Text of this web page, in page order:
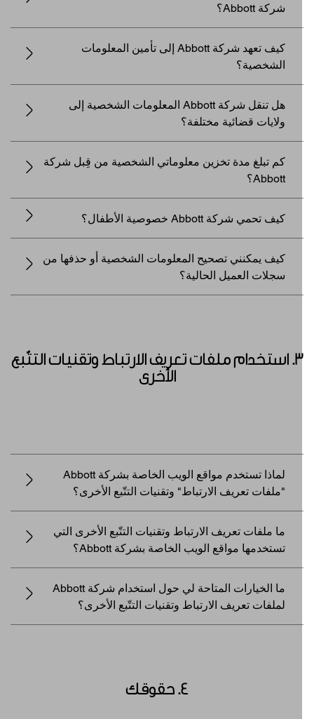
شركة Abbott؟
كيف تعهد شركة Abbott إلى تأمين المعلومات
الشخصية؟
هل تنقل شركة Abbott المعلومات الشخصية إلى
ولايات قضائية مختلفة؟
كم تبلغ مدة تخزين معلوماتي الشخصية من قِبل شركة
Abbott؟
كيف تحمي شركة Abbott خصوصية الأطفال؟
كيف يمكنني تصحيح المعلومات الشخصية أو حذفها من
سجلات العميل الحالية؟
3. استخدام ملفات تعريف الارتباط وتقنيات التتّبع
الأخرى
لماذا تستخدم مواقع الويب الخاصة بشركة Abbott
"ملفات تعريف الارتباط" وتقنيات التتّبع الأخرى؟
ما ملفات تعريف الارتباط وتقنيات التتّبع الأخرى التي
تستخدمها مواقع الويب الخاصة بشركة Abbott؟
ما الخيارات المتاحة لي حول استخدام شركة Abbott
لملفات تعريف الارتباط وتقنيات التتّبع الأخرى؟